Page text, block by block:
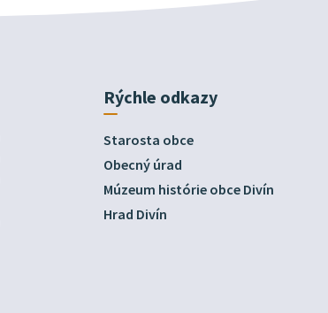
Rýchle odkazy
Starosta obce
Obecný úrad
Múzeum histórie obce Divín
Hrad Divín